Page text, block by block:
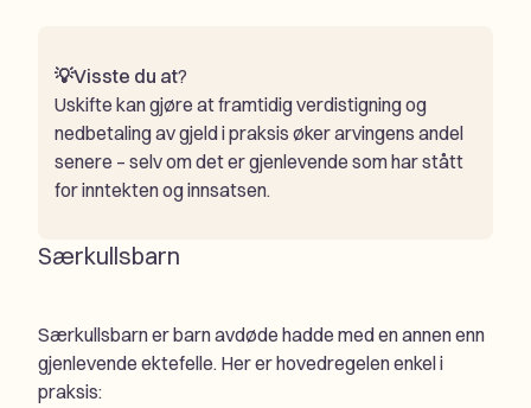
💡Visste du at?
Uskifte kan gjøre at framtidig verdistigning og
nedbetaling av gjeld i praksis øker arvingens andel
senere – selv om det er gjenlevende som har stått
for inntekten og innsatsen.
Særkullsbarn
Særkullsbarn er barn avdøde hadde med en annen enn
gjenlevende ektefelle. Her er hovedregelen enkel i
praksis: